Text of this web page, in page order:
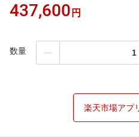
437,600 円
数量
楽天市場アプ